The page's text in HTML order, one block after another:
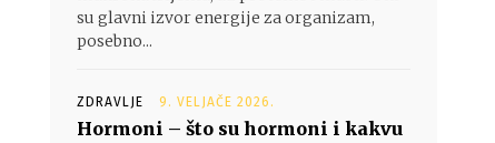
su glavni izvor energije za organizam,
posebno...
ZDRAVLJE 9. VELJAČE 2026.
Hormoni – što su hormoni i kakvu